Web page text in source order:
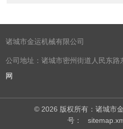
诸城市金运机械有限公司
公司地址：诸城市密州街道人民东
网
© 2026 版权所有：诸城市
号：